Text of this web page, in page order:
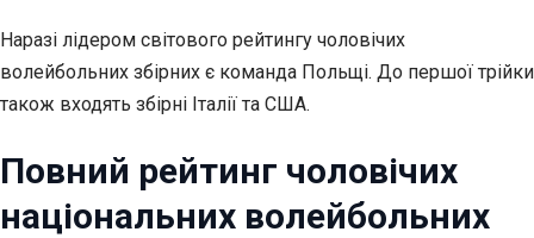
Наразі лідером світового рейтингу чоловічих
волейбольних збірних є команда Польщі. До першої трійки
також входять збірні Італії та США.
Повний рейтинг чоловічих
національних волейбольних